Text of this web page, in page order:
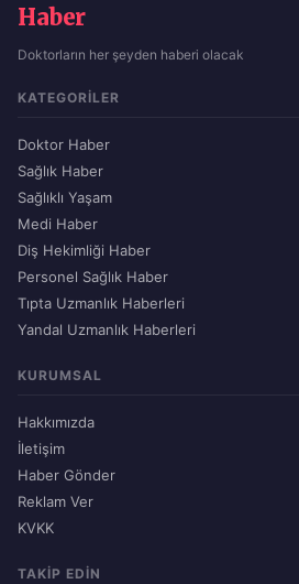
Haber
Doktorların her şeyden haberi olacak
KATEGORILER
Doktor Haber
Sağlık Haber
Sağlıklı Yaşam
Medi Haber
Diş Hekimliği Haber
Personel Sağlık Haber
Tıpta Uzmanlık Haberleri
Yandal Uzmanlık Haberleri
KURUMSAL
Hakkımızda
İletişim
Haber Gönder
Reklam Ver
KVKK
TAKIP EDIN